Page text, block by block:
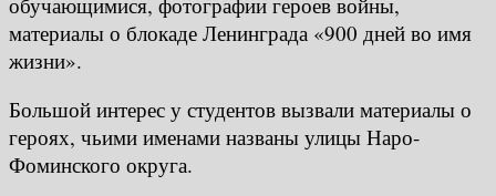
материалы о блокаде Ленинграда «900 дней во имя
жизни».
Большой интерес у студентов вызвали материалы о
героях, чьими именами названы улицы Наро-
Фоминского округа.